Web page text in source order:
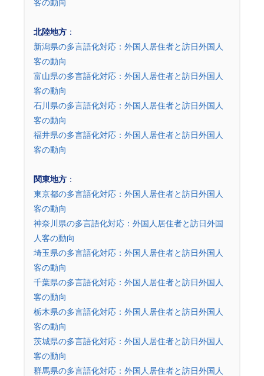
客の動向
北陸地方 ：
新潟県の多言語化対応：外国人居住者と訪日外国人
客の動向
富山県の多言語化対応：外国人居住者と訪日外国人
客の動向
石川県の多言語化対応：外国人居住者と訪日外国人
客の動向
福井県の多言語化対応：外国人居住者と訪日外国人
客の動向
関東地方 ：
東京都の多言語化対応：外国人居住者と訪日外国人
客の動向
神奈川県の多言語化対応：外国人居住者と訪日外国
人客の動向
埼玉県の多言語化対応：外国人居住者と訪日外国人
客の動向
千葉県の多言語化対応：外国人居住者と訪日外国人
客の動向
栃木県の多言語化対応：外国人居住者と訪日外国人
客の動向
茨城県の多言語化対応：外国人居住者と訪日外国人
客の動向
群馬県の多言語化対応：外国人居住者と訪日外国人